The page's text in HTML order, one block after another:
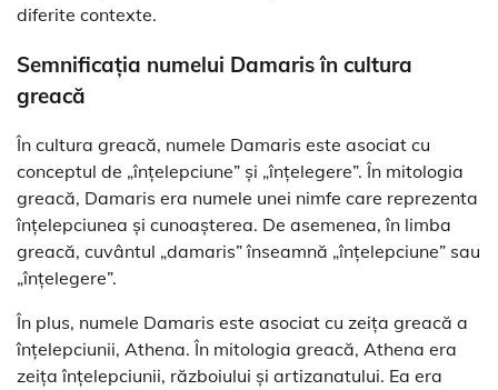
diferite contexte.
Semnificația numelui Damaris în cultura
greacă
În cultura greacă, numele Damaris este asociat cu
conceptul de „înțelepciune” și „înțelegere”. În mitologia
greacă, Damaris era numele unei nimfe care reprezenta
înțelepciunea și cunoașterea. De asemenea, în limba
greacă, cuvântul „damaris” înseamnă „înțelepciune” sau
„înțelegere”.
În plus, numele Damaris este asociat cu zeița greacă a
înțelepciunii, Athena. În mitologia greacă, Athena era
zeița înțelepciunii, războiului și artizanatului. Ea era